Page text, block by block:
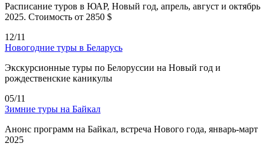
Расписание туров в ЮАР, Новый год, апрель, август и октябрь
2025. Стоимость от 2850 $
12/11
Новогодние туры в Беларусь
Экскурсионные туры по Белоруссии на Новый год и
рождественские каникулы
05/11
Зимние туры на Байкал
Анонс программ на Байкал, встреча Нового года, январь-март
2025